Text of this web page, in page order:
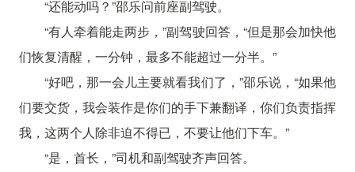
“还能动吗？”邵乐问前座副驾驶。
“有人牵着能走两步，”副驾驶回答，“但是那会加快他
们恢复清醒，一分钟，最多不能超过一分半。”
“好吧，那一会儿主要就看我们了，”邵乐说，“如果他
们要交货，我会装作是你们的手下兼翻译，你们负责指挥
我，这两个人除非迫不得已，不要让他们下车。”
“是，首长，”司机和副驾驶齐声回答。